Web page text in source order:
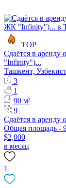
TOP
Сдаётся в аренду
"Infinity")...
Ташкент,
3
1
90 м²
9
Сдаётся в аренду
Общая площадь -
$2,000
в месяц
1